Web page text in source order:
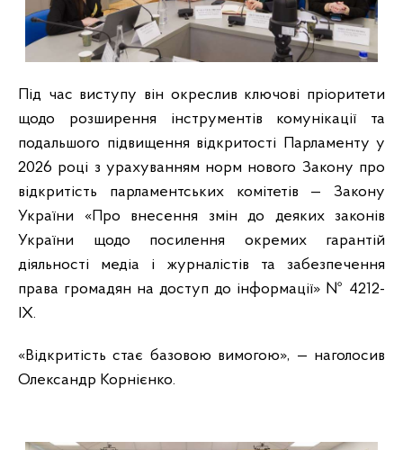
Під час виступу він окреслив ключові пріоритети
щодо розширення інструментів комунікації та
подальшого підвищення відкритості Парламенту у
2026 році з урахуванням норм нового Закону про
відкритість парламентських комітетів — Закону
України «Про внесення змін до деяких законів
України щодо посилення окремих гарантій
діяльності медіа і журналістів та забезпечення
права громадян на доступ до інформації» № 4212-
IX.
«Відкритість стає базовою вимогою», — наголосив
Олександр Корнієнко.